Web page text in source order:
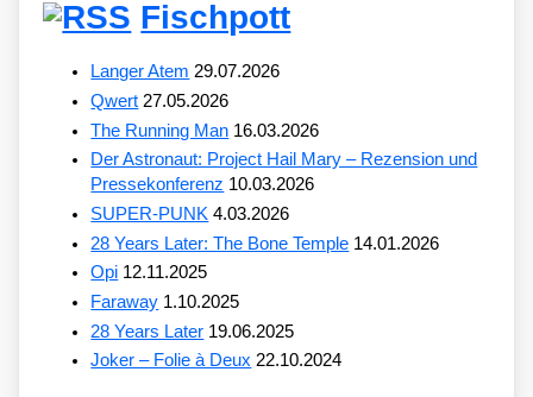
Fischpott
Langer Atem 29.07.2026
Qwert 27.05.2026
The Running Man 16.03.2026
Der Astronaut: Project Hail Mary – Rezension und
Pressekonferenz 10.03.2026
SUPER-PUNK 4.03.2026
28 Years Later: The Bone Temple 14.01.2026
Opi 12.11.2025
Faraway 1.10.2025
28 Years Later 19.06.2025
Joker – Folie à Deux 22.10.2024